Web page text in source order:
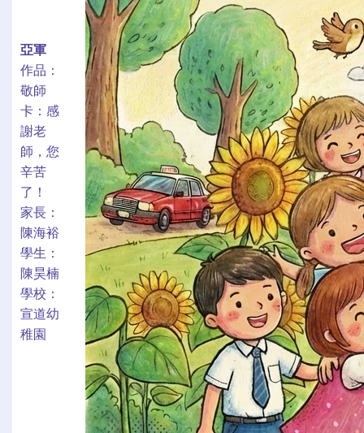
亞軍
作品：
敬師
卡：感
謝老
師，您
辛苦
了！
家長：
陳海裕
學生：
陳昊楠
學校：
宣道幼
稚園